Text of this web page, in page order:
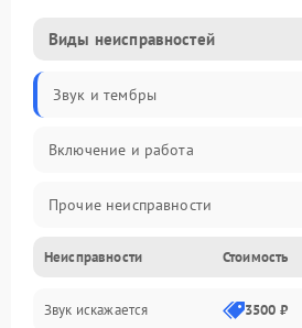
Виды неисправностей
Звук и тембры
Включение и работа
Прочие неисправности
Управление и электроника
Клавиатура
Неисправности Стоимость
Звук искажается 3500 ₽